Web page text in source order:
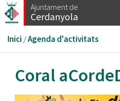
Vés
al
Ajuntament de
Cerdanyola
Esteu
aquí
Inici /Agenda d'activitats
Coral